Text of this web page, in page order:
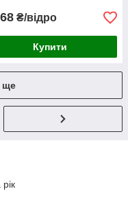
₴/відро
Купити
ще